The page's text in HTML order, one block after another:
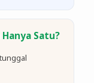
Satu?